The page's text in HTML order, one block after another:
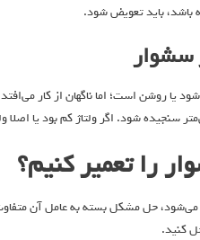
باشد، باید تعویض شود.
سشوار
یا روشن است؛ اما ناگهان از کار
سنجیده شود. اگر ولتاژ کم بود یا
را تعمیر کنیم؟
حل مشکل بسته به عامل آن متفاوت
کنید.